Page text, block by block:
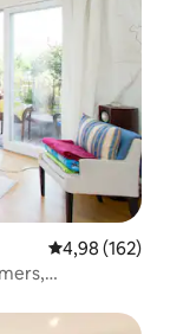
Gemiddelde
4,98 (162)